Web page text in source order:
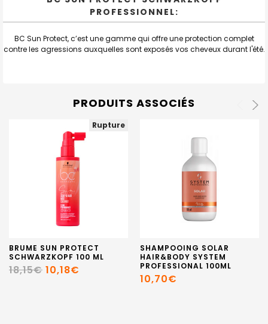
PROFESSIONNEL:
BC Sun Protect, c’est une gamme qui offre une protection complet
contre les agressions auxquelles sont exposés vos cheveux durant l'été.
PRODUITS ASSOCIÉS
Rupture
BRUME SUN PROTECT
SCHWARZKOPF 100 ML
18,15€ 10,18€
SHAMPOOING SOLAR
HAIR&BODY SYSTEM
PROFESSIONAL 100ML
10,70€